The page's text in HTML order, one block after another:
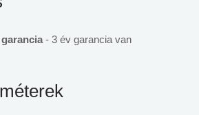
- 3 év garancia van